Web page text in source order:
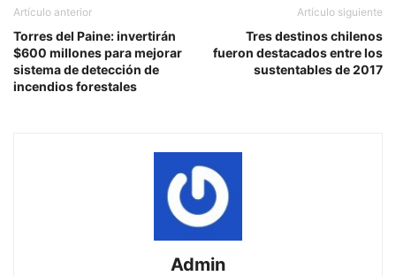
Artículo anterior
Torres del Paine: invertirán
$600 millones para mejorar
sistema de detección de
incendios forestales
Artículo siguiente
Tres destinos chilenos
fueron destacados entre los
sustentables de 2017
Admin